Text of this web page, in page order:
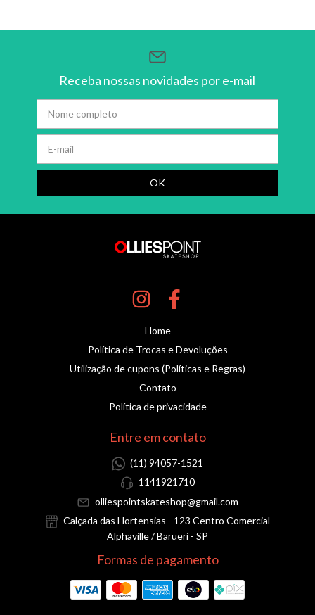
Receba nossas novidades por e-mail
Home
Política de Trocas e Devoluções
Utilização de cupons (Políticas e Regras)
Contato
Política de privacidade
Entre em contato
(11) 94057-1521
1141921710
olliespointskateshop@gmail.com
Calçada das Hortensias - 123 Centro Comercial
Alphaville / Barueri - SP
Formas de pagamento